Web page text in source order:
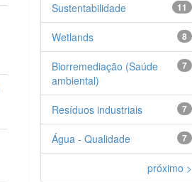
11
Sustentabilidade
8
Wetlands
7
Biorremediação (Saúde
ambiental)
7
Resíduos industriais
7
Água - Qualidade
próximo >